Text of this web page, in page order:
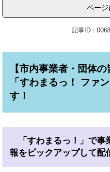
ペー
記事ID：
【市内事業者・団体の
「すわまるっ！ ファ
す！
「すわまるっ！」で事
報をピックアップして配